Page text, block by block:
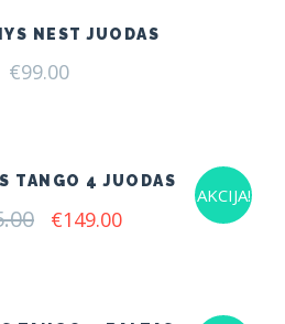
NEST JUODAS
€99.00
AKCIJA!
TANGO 4 JUODAS
Original
€149.00Current